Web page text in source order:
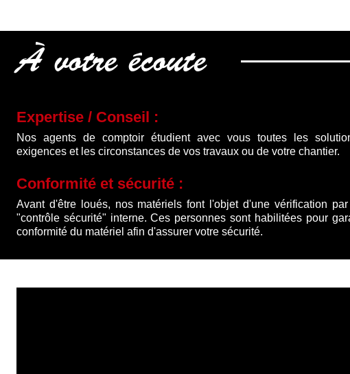
À votre écoute
Expertise / Conseil :
Nos agents de comptoir étudient avec vous toutes les
exigences et les circonstances de vos travaux ou de votre chantier.
Conformité et sécurité :
Avant d'être loués, nos matériels font l'objet d'une vérification
"contrôle sécurité" interne. Ces personnes sont habilitées pour
conformité du matériel afin d'assurer votre sécurité.